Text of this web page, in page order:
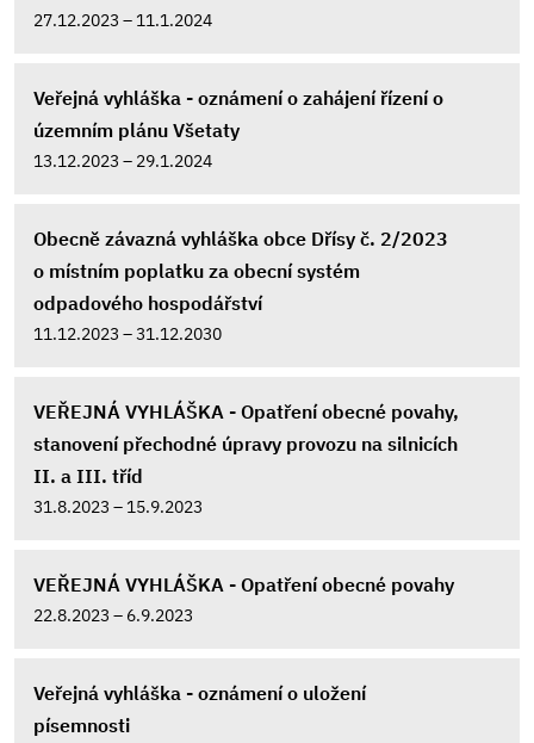
27.12.2023 – 11.1.2024
Veřejná vyhláška - oznámení o zahájení řízení o
územním plánu Všetaty
13.12.2023 – 29.1.2024
Obecně závazná vyhláška obce Dřísy č. 2/2023
o místním poplatku za obecní systém
odpadového hospodářství
11.12.2023 – 31.12.2030
VEŘEJNÁ VYHLÁŠKA - Opatření obecné povahy,
stanovení přechodné úpravy provozu na silnicích
II. a III. tříd
31.8.2023 – 15.9.2023
VEŘEJNÁ VYHLÁŠKA - Opatření obecné povahy
22.8.2023 – 6.9.2023
Veřejná vyhláška - oznámení o uložení
písemnosti